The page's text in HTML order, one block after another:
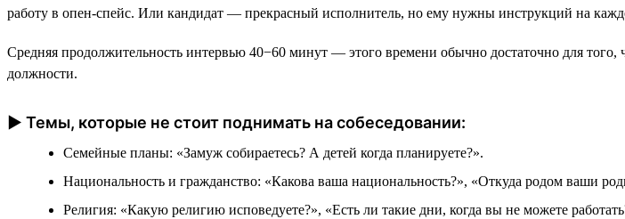
работу в опен-спейс. Или кандидат — прекрасный исполнитель, но ему нужны инструкций на
Средняя продолжительность интервью 40−60 минут — этого времени обычно достаточно для того,
должности.
► Темы, которые не стоит поднимать на собеседовании:
Семейные планы: «Замуж собираетесь? А детей когда планируете?».
Национальность и гражданство: «Какова ваша национальность?», «Откуда родом ваши
Религия: «Какую религию исповедуете?», «Есть ли такие дни, когда вы не можете